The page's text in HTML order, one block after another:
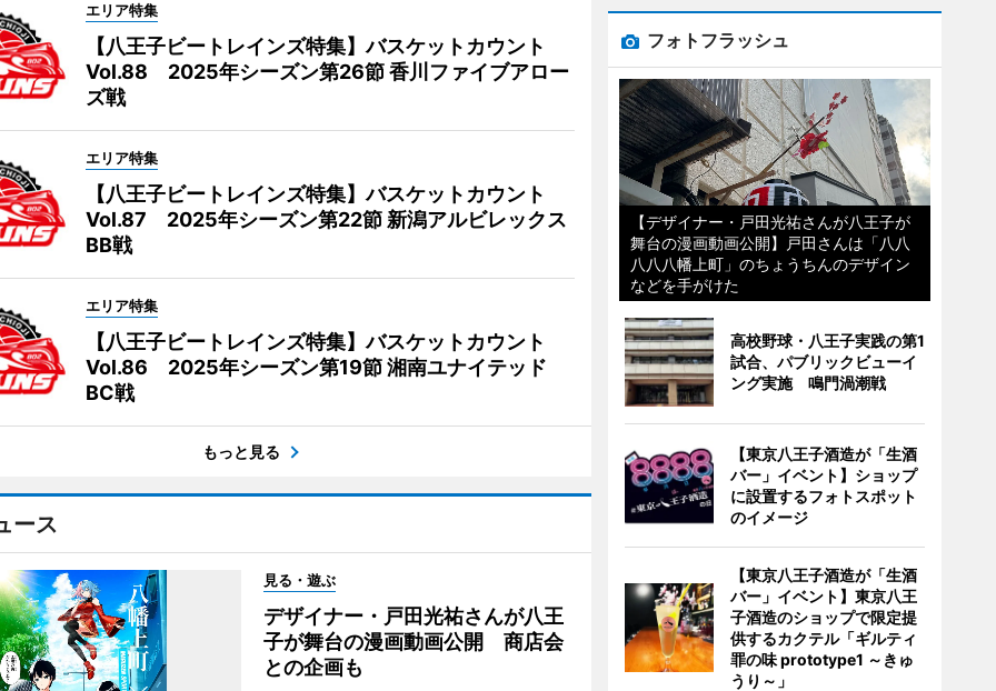
エリア特集
【八王子ビートレインズ特集】バスケットカウント
Vol.88 2025年シーズン第26節 香川ファイブアロー
ズ戦
エリア特集
【八王子ビートレインズ特集】バスケットカウント
Vol.87 2025年シーズン第22節 新潟アルビレックス
BB戦
エリア特集
【八王子ビートレインズ特集】バスケットカウント
Vol.86 2025年シーズン第19節 湘南ユナイテッド
BC戦
もっと見る
ース
見る・遊ぶ
デザイナー・戸田光祐さんが八王
子が舞台の漫画動画公開 商店会
との企画も
フォトフラッシュ
【デザイナー・戸田光祐さんが八王子が
舞台の漫画動画公開】戸田さんは「八八
八八八幡上町」のちょうちんのデザイン
などを手がけた
高校野球・八王子実践の第1
試合、パブリックビューイ
ング実施 鳴門渦潮戦
【東京八王子酒造が「生酒
バー」イベント】ショップ
に設置するフォトスポット
のイメージ
【東京八王子酒造が「生酒
バー」イベント】東京八王
子酒造のショップで限定提
供するカクテル「ギルティ
罪の味 prototype1 ～きゅ
うり～」